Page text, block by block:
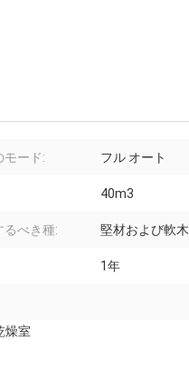
モード: フル オート
40m3
るべき種: 堅材および軟木
1年
燥室